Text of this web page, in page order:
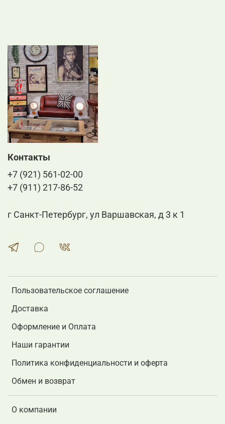
Пользовательское соглашение
Доставка
Оформление и Оплата
Наши гарантии
Политика конфиденциальности и оферта
Обмен и возврат
О компании
Контакты
+7 (921) 561-02-00
+7 (911) 217-86-52
г Санкт-Петербург, ул Варшавская, д 3 к 1